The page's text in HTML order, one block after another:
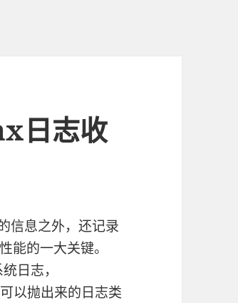
日志收
信息之外，还记录
能的一大关键。
日志，
以抛出来的日志类